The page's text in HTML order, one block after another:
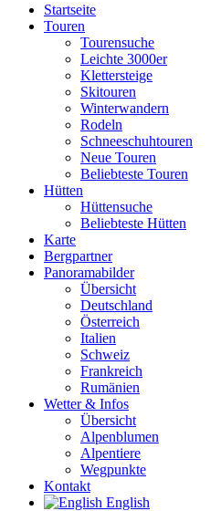
Startseite
Touren
Tourensuche
Leichte 3000er
Klettersteige
Skitouren
Winterwandern
Rodeln
Schneeschuhtouren
Neue Touren
Beliebteste Touren
Hütten
Hüttensuche
Beliebteste Hütten
Karte
Bergpartner
Panoramabilder
Übersicht
Deutschland
Österreich
Italien
Schweiz
Frankreich
Rumänien
Wetter & Infos
Übersicht
Alpenblumen
Alpentiere
Wegpunkte
Kontakt
English